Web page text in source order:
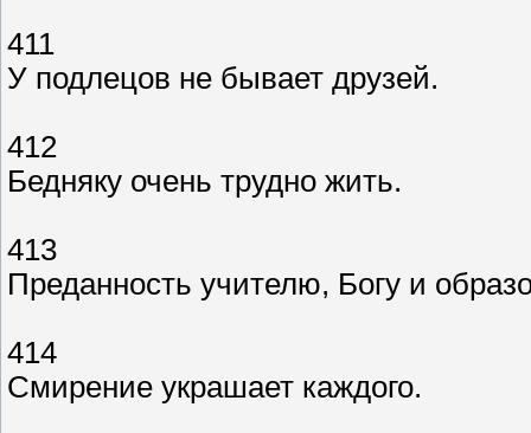
411
У подлецов не бывает друзей.
412
Бедняку очень трудно жить.
413
Преданность учителю, Богу и
414
Смирение украшает каждого.